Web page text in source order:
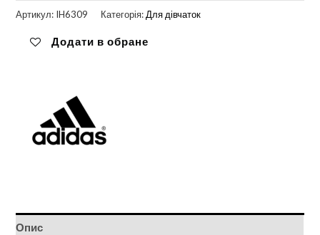
Adidas
Minnie
кількість
Артикул: IH6309 Категорія: Для дівчаток
Додати в обране
Опис